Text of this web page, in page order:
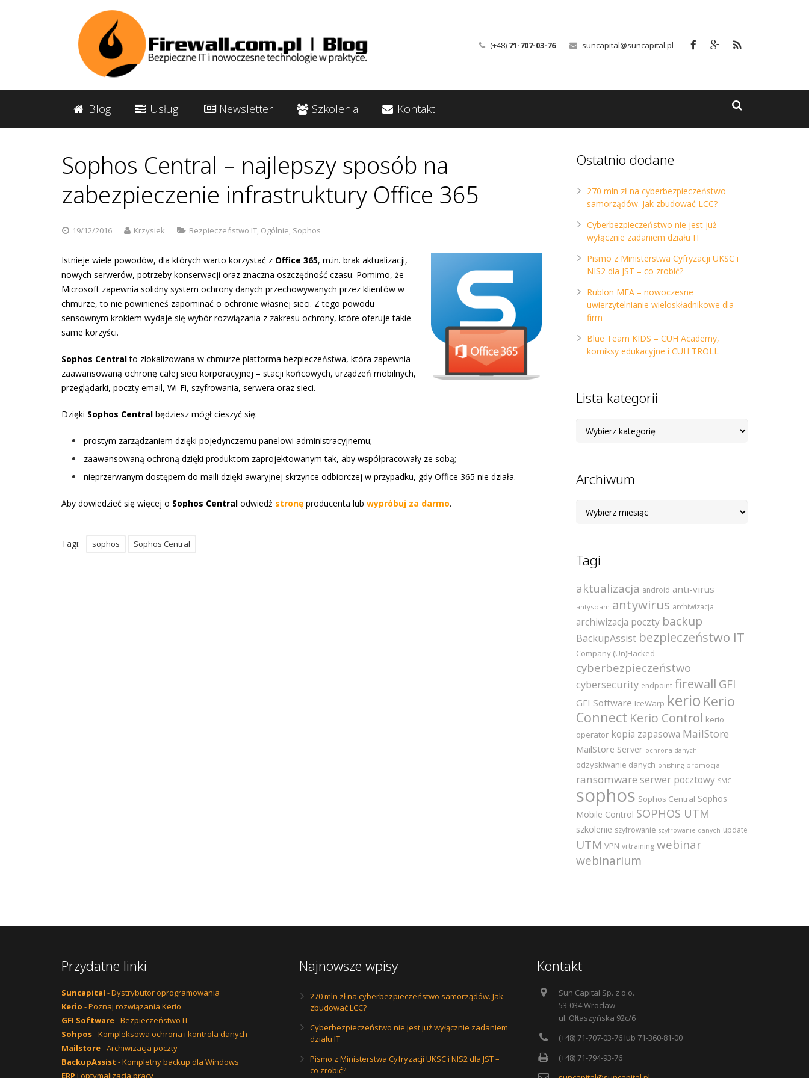
(+48) 71-707-03-76 suncapital@suncapital.pl
Blog Usługi Newsletter Szkolenia Kontakt
Sophos Central – najlepszy sposób na
zabezpieczenie infrastruktury Office 365
19/12/2016 Krzysiek Bezpieczeństwo IT, Ogólnie, Sophos
Istnieje wiele powodów, dla których warto korzystać z Office 365, m.in. brak aktualizacji,
nowych serwerów, potrzeby konserwacji oraz znaczna oszczędność czasu. Pomimo, że
Microsoft zapewnia solidny system ochrony danych przechowywanych przez klientów w
chmurze, to nie powinieneś zapominać o ochronie własnej sieci. Z tego powodu
sensownym krokiem wydaje się wybór rozwiązania z zakresu ochrony, które oferuje takie
same korzyści.
Sophos Centralto zlokalizowana w chmurze platforma bezpieczeństwa, która zapewnia
zaawansowaną ochronę całej sieci korporacyjnej – stacji końcowych, urządzeń mobilnych,
przeglądarki, poczty email, Wi-Fi, szyfrowania, serwera oraz sieci.
Dzięki Sophos Central będziesz mógł cieszyć się:
prostym zarządzaniem dzięki pojedynczemu panelowi administracyjnemu;
zaawansowaną ochroną dzięki produktom zaprojektowanym tak, aby współpracowały ze sobą;
nieprzerwanym dostępem do maili dzięki awaryjnej skrzynce odbiorczej w przypadku, gdy Office 365 nie działa.
Aby dowiedzieć się więcej o Sophos Central odwiedź stronę producenta lub wypróbuj za darmo.
Tagi: sophos Sophos Central
Ostatnio dodane
270 mln zł na cyberbezpieczeństwo
samorządów. Jak zbudować LCC?
Cyberbezpieczeństwo nie jest już
wyłącznie zadaniem działu IT
Pismo z Ministerstwa Cyfryzacji UKSC i
NIS2 dla JST – co zrobić?
Rublon MFA – nowoczesne
uwierzytelnianie wieloskładnikowe dla
firm
Blue Team KIDS – CUH Academy,
komiksy edukacyjne i CUH TROLL
Lista kategorii
kategorii
Archiwum
Archiwum
Tagi
aktualizacja android anti-virus
antyspam antywirus archiwizacja
archiwizacja poczty backup
BackupAssist bezpieczeństwo IT
Company (Un)Hacked
cyberbezpieczeństwo
cybersecurity endpoint firewall GFI
GFI Software IceWarp kerio Kerio
Connect Kerio Control kerio
operator kopia zapasowa MailStore
MailStore Server ochrona danych
odzyskiwanie danych phishing promocja
ransomware serwer pocztowy SMC
sophos Sophos Central Sophos
Mobile Control SOPHOS UTM
szkolenie szyfrowanie szyfrowanie danych update
UTM VPN vrtraining webinar
webinarium
Przydatne linki
Suncapital - Dystrybutor oprogramowania
Kerio - Poznaj rozwiązania Kerio
GFI Software- Bezpieczeństwo IT
Sohpos- Kompleksowa ochrona i kontrola danych
Mailstore- Archiwizacja poczty
BackupAssist - Kompletny backup dla Windows
ERP i optymalizacja pracy
Najnowsze wpisy
270 mln zł na cyberbezpieczeństwo samorządów. Jak
zbudować LCC?
Cyberbezpieczeństwo nie jest już wyłącznie zadaniem
działu IT
Pismo z Ministerstwa Cyfryzacji UKSC i NIS2 dla JST –
co zrobić?
Kontakt
Sun Capital Sp. z o.o.
53-034 Wrocław
ul. Ołtaszyńska 92c/6
(+48) 71-707-03-76 lub 71-360-81-00
(+48) 71-794-93-76